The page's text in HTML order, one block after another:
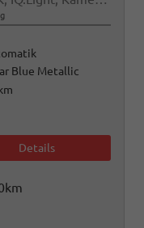
Blue Metallic
Details